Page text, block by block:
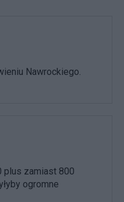
Nawrockiego.
plus zamiast 800
ogromne